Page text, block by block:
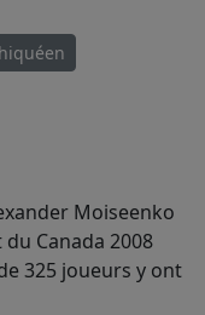
Moiseenko
Canada 2008
325 joueurs y ont